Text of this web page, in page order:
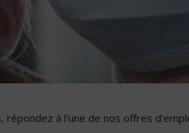
répondez à l'une de nos offres